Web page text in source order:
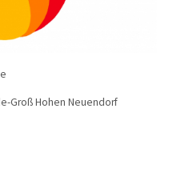
Groß Hohen Neuendorf